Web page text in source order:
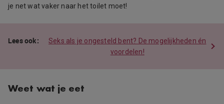
je net wat vaker naar het toilet moet!
Seks als je ongesteld bent? De mogelijkheden én
voordelen!
Weet wat je eet